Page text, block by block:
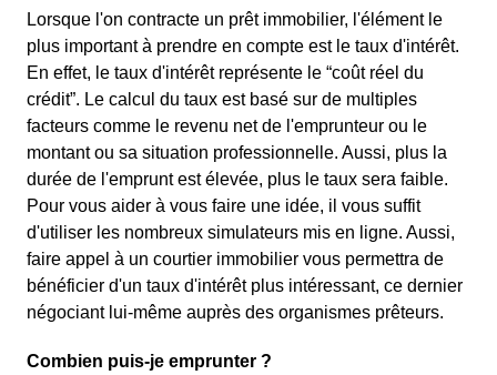
Lorsque l'on contracte un prêt immobilier, l'élément le
plus important à prendre en compte est le taux d'intérêt.
En effet, le taux d'intérêt représente le “coût réel du
crédit”. Le calcul du taux est basé sur de multiples
facteurs comme le revenu net de l'emprunteur ou le
montant ou sa situation professionnelle. Aussi, plus la
durée de l'emprunt est élevée, plus le taux sera faible.
Pour vous aider à vous faire une idée, il vous suffit
d'utiliser les nombreux simulateurs mis en ligne. Aussi,
faire appel à un courtier immobilier vous permettra de
bénéficier d'un taux d'intérêt plus intéressant, ce dernier
négociant lui-même auprès des organismes prêteurs.
Combien puis-je emprunter ?